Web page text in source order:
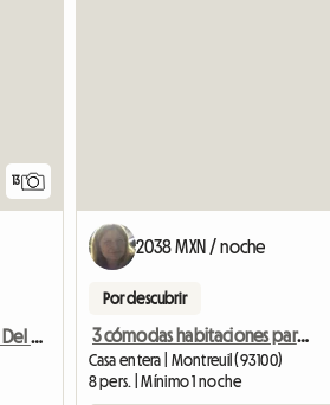
13
Estudio En Alquiler Cerca Del RER De Vincennes
2038 MXN / noche
Por descubrir
3 cómodas habitaciones para un máximo de 8 personas cerca de París
Casa entera | Montreuil (93100)
8 pers. | Mínimo 1 noche